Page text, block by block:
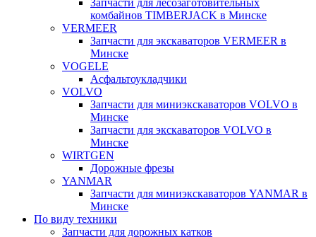
Запчасти для лесозаготовительных
комбайнов TIMBERJACK в Минске
VERMEER
Запчасти для экскаваторов VERMEER в
Минске
VOGELE
Асфальтоукладчики
VOLVO
Запчасти для миниэкскаваторов VOLVO в
Минске
Запчасти для экскаваторов VOLVO в
Минске
WIRTGEN
Дорожные фрезы
YANMAR
Запчасти для миниэкскаваторов YANMAR в
Минске
По виду техники
Запчасти для дорожных катков